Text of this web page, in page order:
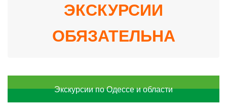
ЭКСКУРСИИ
ОБЯЗАТЕЛЬНА
Экскурсии по Одессе и области